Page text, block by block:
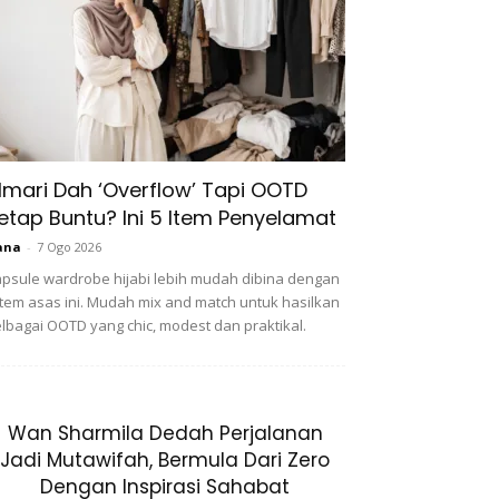
Dah ‘Overflow’ Tapi OOTD
Buntu? Ini 5 Item Penyelamat
- 7 Ogo 2026
wardrobe hijabi lebih mudah dibina dengan
asas ini. Mudah mix and match untuk hasilkan
OOTD yang chic, modest dan praktikal.
Wan Sharmila Dedah Perjalanan
Jadi Mutawifah, Bermula Dari Zero
Dengan Inspirasi Sahabat